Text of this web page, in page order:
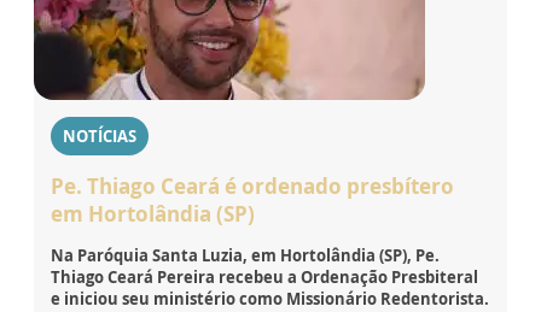
NOTÍCIAS
Pe. Thiago Ceará é ordenado presbítero
em Hortolândia (SP)
Na Paróquia Santa Luzia, em Hortolândia (SP), Pe.
Thiago Ceará Pereira recebeu a Ordenação Presbiteral
e iniciou seu ministério como Missionário Redentorista.